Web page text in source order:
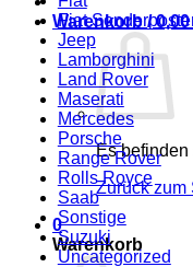
Warenkorb /0,00
Es befinden
Zurück zum
0
Warenkorb
Fiat
Jeep
Lamborghini
Land Rover
Maserati
Mercedes
Porsche
Range Rover
Rolls Royce
Saab
Sonstige
Suzuki
Uncategorized